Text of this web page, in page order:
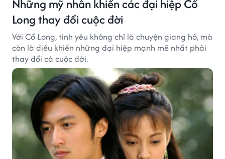
Những mỹ nhân khiến các đại hiệp Cổ
Long thay đổi cuộc đời
Với Cổ Long, tình yêu không chỉ là chuyện giang hồ, mà
còn là điều khiến những đại hiệp mạnh mẽ nhất phải
thay đổi cả cuộc đời.